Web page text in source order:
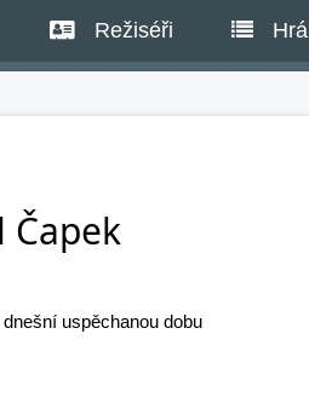
Režiséři
Čapek
uspěchanou dobu